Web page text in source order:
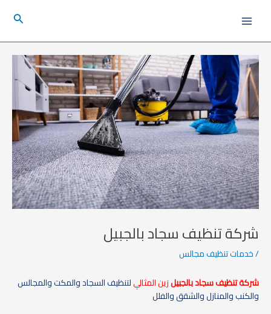
البحث
شركة تنظيف سجاد بالجبيل
/خدمات تنظيف مجالس
شركة تنظيف سجاد بالجبيلزين المثاليلتنظيف السجاد والمكت والمجالس
والكنب والمنازل والشقق والفلل
navigation